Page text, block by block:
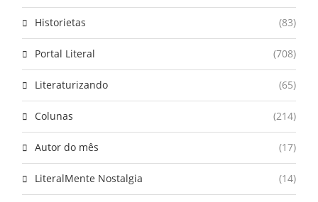
Historietas (83)
Portal Literal (708)
Literaturizando (65)
Colunas (214)
Autor do mês (17)
LiteralMente Nostalgia (14)